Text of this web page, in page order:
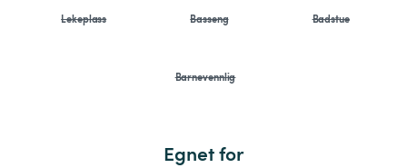
Lekeplass Basseng Badstue
Barnevennlig
Egnet for